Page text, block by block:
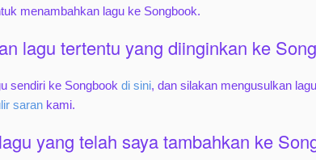
menambahkan lagu ke Songbook.
lagu tertentu yang diinginkan ke
sendiri ke Songbookdi sini, dan silakan mengusulkan
saran kami.
yang telah saya tambahkan ke